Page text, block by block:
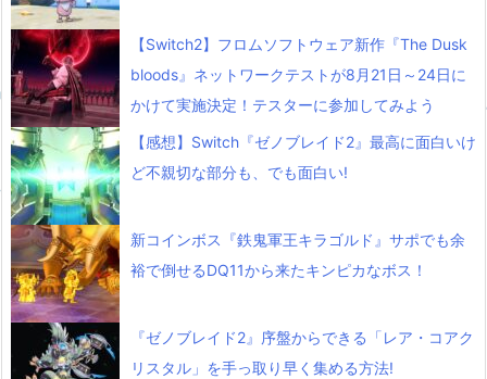
【Switch2】フロムソフトウェア新作『The Dusk
bloods』ネットワークテストが8月21日～24日に
かけて実施決定！テスターに参加してみよう
【感想】Switch『ゼノブレイド2』最高に面白いけ
ど不親切な部分も、でも面白い!
新コインボス『鉄鬼軍王キラゴルド』サポでも余
裕で倒せるDQ11から来たキンピカなボス！
『ゼノブレイド2』序盤からできる「レア・コアク
リスタル」を手っ取り早く集める方法!